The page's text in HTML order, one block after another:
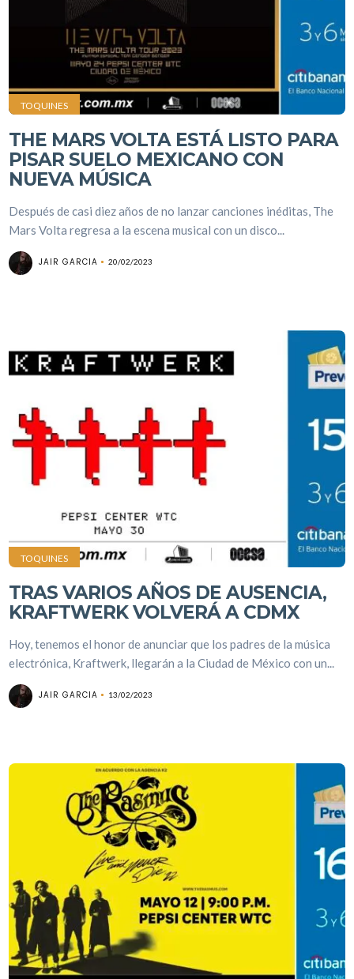
TOQUINES
THE MARS VOLTA ESTÁ LISTO PARA
PISAR SUELO MEXICANO CON
NUEVA MÚSICA
Después de casi diez años de no lanzar canciones inéditas, The
Mars Volta regresa a la escena musical con un disco...
JAIR GARCIA 20/02/2023
TOQUINES
TRAS VARIOS AÑOS DE AUSENCIA,
KRAFTWERK VOLVERÁ A CDMX
Hoy, tenemos el honor de anunciar que los padres de la música
electrónica, Kraftwerk, llegarán a la Ciudad de México con un...
JAIR GARCIA 13/02/2023